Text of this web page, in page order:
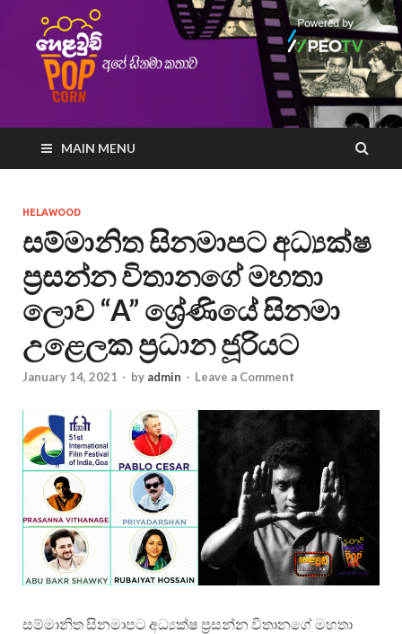
MAIN MENU
HELAWOOD
සම්මානිත සිනමාපට අධ්‍යක්ෂ
ප්‍රසන්න විතානගේ මහතා
ලොව “A” ශ්‍රේණියේ සිනමා
උළෙලක ප්‍රධාන ජූරියට
January 14, 2021 - by admin - Leave a Comment
සම්මානිත සිනමාපට අධ්‍යක්ෂ ප්‍රසන්න විතානගේ මහතා